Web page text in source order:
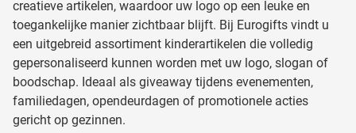
creatieve artikelen, waardoor uw logo op een leuke en
toegankelijke manier zichtbaar blijft. Bij Eurogifts vindt u
een uitgebreid assortiment kinderartikelen die volledig
gepersonaliseerd kunnen worden met uw logo, slogan of
boodschap. Ideaal als giveaway tijdens evenementen,
familiedagen, opendeurdagen of promotionele acties
gericht op gezinnen.